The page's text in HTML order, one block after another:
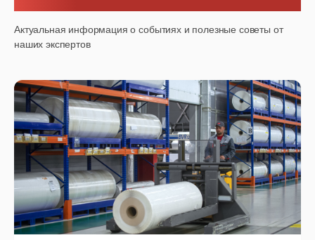
Актуальная информация о событиях и полезные советы от
наших экспертов